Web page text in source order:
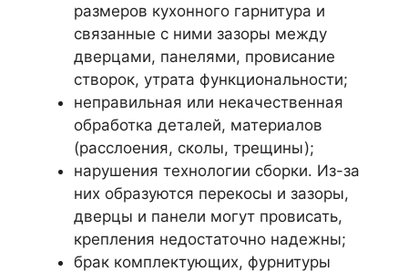
размеров кухонного гарнитура и
связанные с ними зазоры между
дверцами, панелями, провисание
створок, утрата функциональности;
неправильная или некачественная
обработка деталей, материалов
(расслоения, сколы, трещины);
нарушения технологии сборки. Из-за
них образуются перекосы и зазоры,
дверцы и панели могут провисать,
крепления недостаточно надежны;
брак комплектующих, фурнитуры